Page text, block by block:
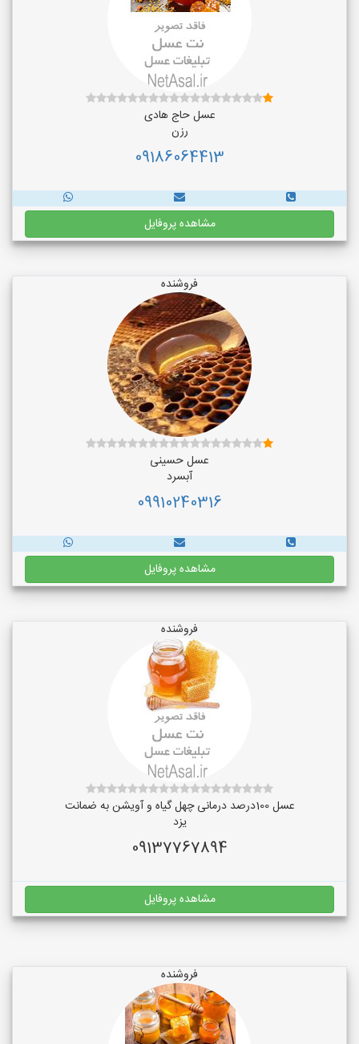
عسل حاج هادی
رزن
09186064413
مشاهده پروفایل
فروشنده
عسل حسینی
آبسرد
09910240316
مشاهده پروفایل
فروشنده
عسل 100درصد درمانی چهل گیاه و آویشن به ضمانت
یزد
09137767894
مشاهده پروفایل
فروشنده